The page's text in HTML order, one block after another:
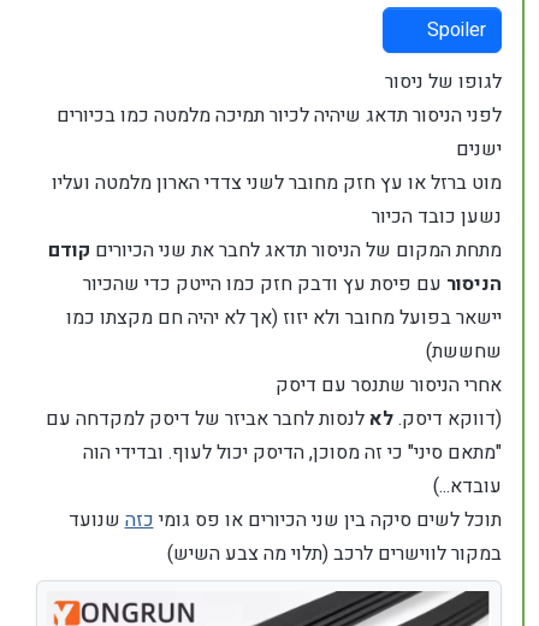
Spoiler
לגופו של ניסור
לפני הניסור תדאג שיהיה לכיור תמיכה מלמטה כמו בכיורים
ישנים
מוט ברזל או עץ חזק מחובר לשני צדדי הארון מלמטה ועליו
נשען כובד הכיור
מתחת המקום של הניסור תדאג לחבר את שני הכיורים קודם
הניסור עם פיסת עץ ודבק חזק כמו הייטק כדי שהכיור
יישאר בפועל מחובר ולא יזוז (אך לא יהיה חם מקצתו כמו
שחששת)
אחרי הניסור שתנסר עם דיסק
(דווקא דיסק.לא לנסות לחבר אביזר של דיסק למקדחה עם
"מתאם סיני" כי זה מסוכן, הדיסק יכול לעוף. ובדידי הוה
עובדא...)
תוכל לשים סיקה בין שני הכיורים או פס גומי כזה שנועד
במקור לווישרים לרכב (תלוי מה צבע השיש)